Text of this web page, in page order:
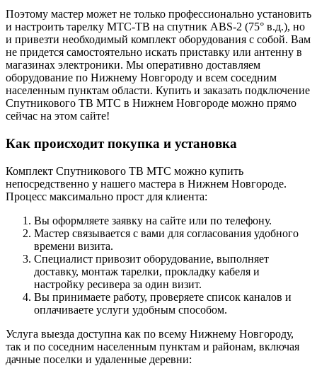
Поэтому мастер может не только профессионально установить
и настроить тарелку МТС-ТВ на спутник ABS-2 (75° в.д.), но
и привезти необходимый комплект оборудования с собой. Вам
не придется самостоятельно искать приставку или антенну в
магазинах электроники. Мы оперативно доставляем
оборудование по Нижнему Новгороду и всем соседним
населенным пунктам области. Купить и заказать подключение
Спутникового ТВ МТС в Нижнем Новгороде можно прямо
сейчас на этом сайте!
Как происходит покупка и установка
Комплект Спутникового ТВ МТС можно купить
непосредственно у нашего мастера в Нижнем Новгороде.
Процесс максимально прост для клиента:
Вы оформляете заявку на сайте или по телефону.
Мастер связывается с вами для согласования удобного
времени визита.
Специалист привозит оборудование, выполняет
доставку, монтаж тарелки, прокладку кабеля и
настройку ресивера за один визит.
Вы принимаете работу, проверяете список каналов и
оплачиваете услуги удобным способом.
Услуга выезда доступна как по всему Нижнему Новгороду,
так и по соседним населенным пунктам и районам, включая
дачные поселки и удаленные деревни: